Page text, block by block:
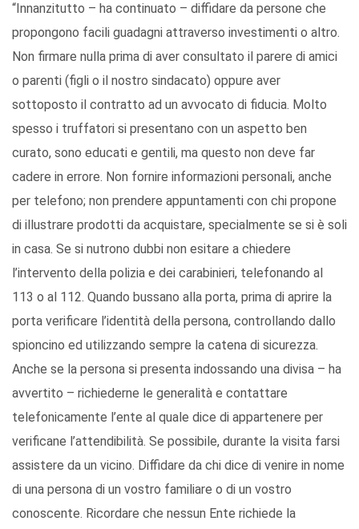
“Innanzitutto – ha continuato – diffidare da persone che
propongono facili guadagni attraverso investimenti o altro.
Non firmare nulla prima di aver consultato il parere di amici
o parenti (figli o il nostro sindacato) oppure aver
sottoposto il contratto ad un avvocato di fiducia. Molto
spesso i truffatori si presentano con un aspetto ben
curato, sono educati e gentili, ma questo non deve far
cadere in errore. Non fornire informazioni personali, anche
per telefono; non prendere appuntamenti con chi propone
di illustrare prodotti da acquistare, specialmente se si è soli
in casa. Se si nutrono dubbi non esitare a chiedere
l’intervento della polizia e dei carabinieri, telefonando al
113 o al 112. Quando bussano alla porta, prima di aprire la
porta verificare l’identità della persona, controllando dallo
spioncino ed utilizzando sempre la catena di sicurezza.
Anche se la persona si presenta indossando una divisa – ha
avvertito – richiederne le generalità e contattare
telefonicamente l’ente al quale dice di appartenere per
verificane l’attendibilità. Se possibile, durante la visita farsi
assistere da un vicino. Diffidare da chi dice di venire in nome
di una persona di un vostro familiare o di un vostro
conoscente. Ricordare che nessun Ente richiede la